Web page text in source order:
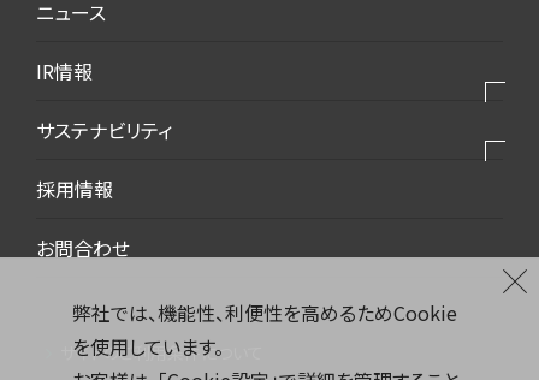
ダウンロード資料
2025VISION
代表挨拶
事業所案内
ニュース
IR情報
IR情報トップ
中期経営計画
株主総会
株式情報
サステナビリティ
サステナビリティトップ
品質
環境
安全衛生
採用情報
お問合わせ
サイトのご利用条件について
弊社では、機能性、利便性を高めるためCookie
を使用しています。